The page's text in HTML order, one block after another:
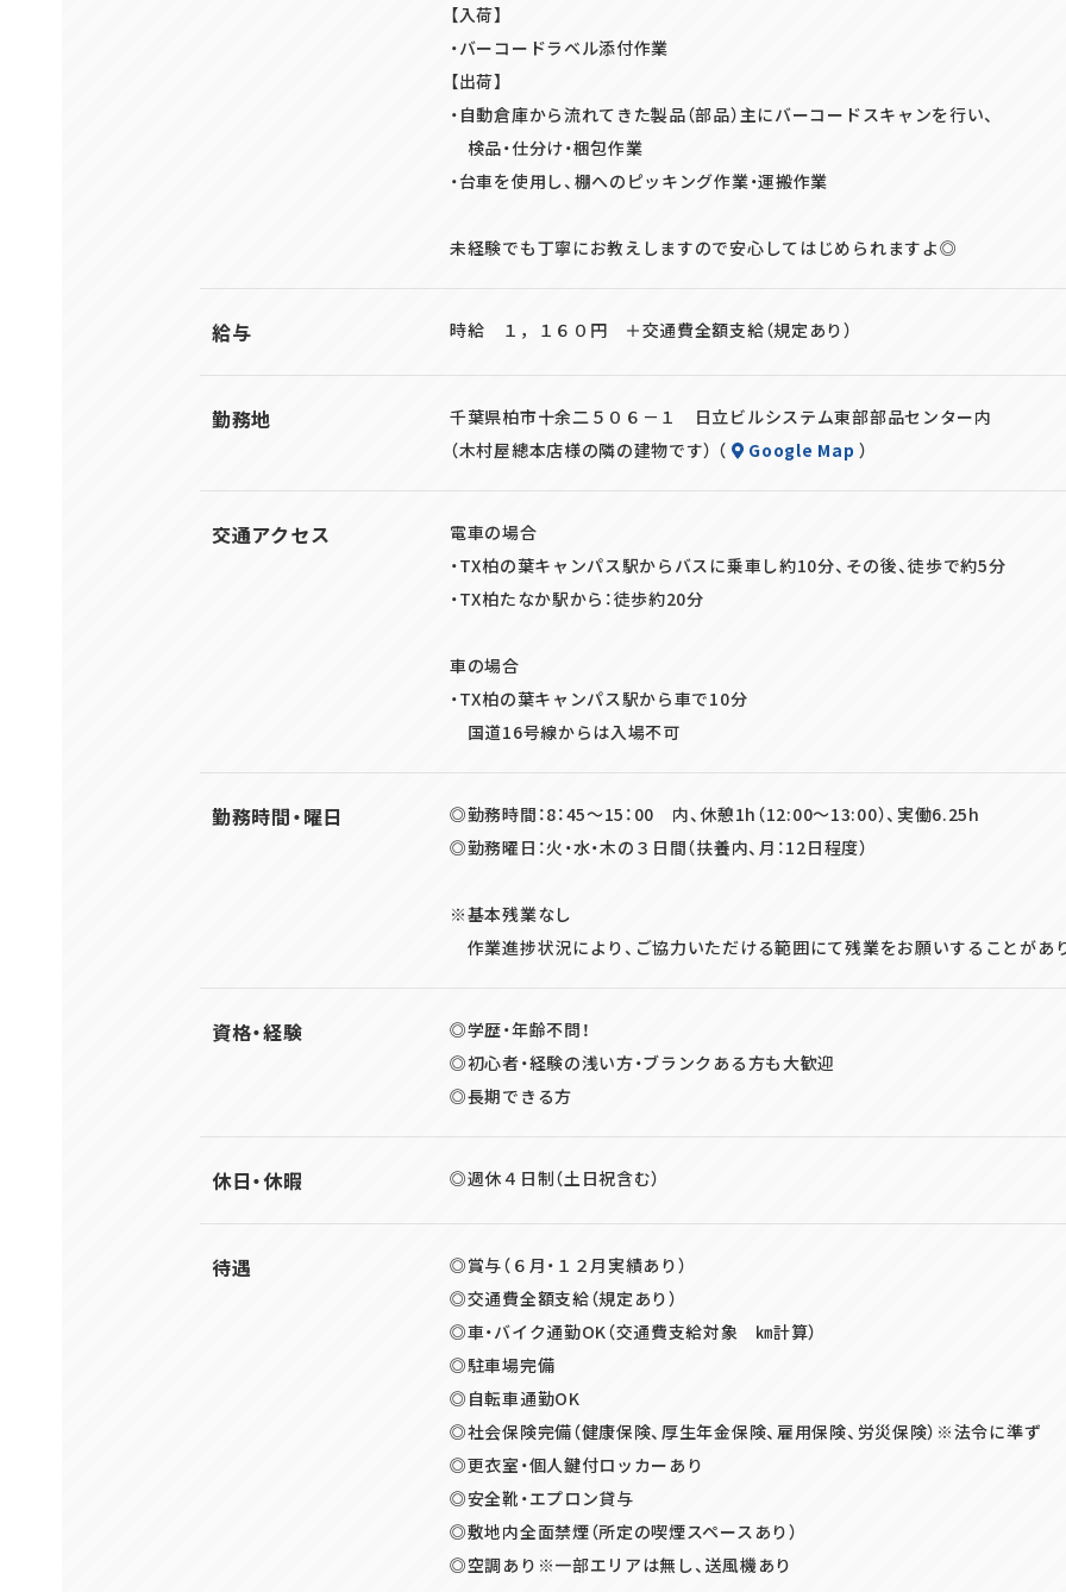
【入荷】
・バーコードラベル添付作業
【出荷】
・自動倉庫から流れてきた製品（部品）主にバーコードスキャンを行い、
検品・仕分け・梱包作業
・台車を使用し、棚へのピッキング作業・運搬作業
未経験でも丁寧にお教えしますので安心してはじめられますよ◎
給与 時給 １，１６０円 ＋交通費全額支給（規定あり）
勤務地
千葉県柏市十余二５０６－１ 日立ビルシステム東部部品センター内
（木村屋總本店様の隣の建物です） （
Google Map ）
交通アクセス
電車の場合
・TX柏の葉キャンパス駅からバスに乗車し約10分、その後、徒歩で約5分
・TX柏たなか駅から：徒歩約20分
車の場合
・TX柏の葉キャンパス駅から車で10分
国道16号線からは入場不可
勤務時間・曜日
◎勤務時間：8：45～15：00 内、休憩1h（12:00～13:00）、実働6.25h
◎勤務曜日：火・水・木の３日間（扶養内、月：12日程度）
※基本残業なし
作業進捗状況により、ご協力いただける範囲にて残業をお願いすることがあ
資格・経験
◎学歴・年齢不問！
◎初心者・経験の浅い方・ブランクある方も大歓迎
◎長期できる方
休日・休暇 ◎週休４日制（土日祝含む）
待遇
◎賞与（６月・１２月実績あり）
◎交通費全額支給（規定あり）
◎車・バイク通勤OK（交通費支給対象 ㎞計算）
◎駐車場完備
◎自転車通勤OK
◎社会保険完備（健康保険、厚生年金保険、雇用保険、労災保険）※法令に準ず
◎更衣室・個人鍵付ロッカーあり
◎安全靴・エプロン貸与
◎敷地内全面禁煙（所定の喫煙スペースあり）
◎空調あり※一部エリアは無し、送風機あり